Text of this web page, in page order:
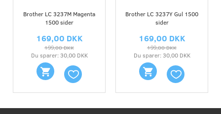
Brother LC 3237M Magenta
1500 sider
169,00 DKK
199,00 DKK
Du sparer: 30,00 DKK
Brother LC 3237Y Gul 1500
sider
169,00 DKK
199,00 DKK
Du sparer: 30,00 DKK